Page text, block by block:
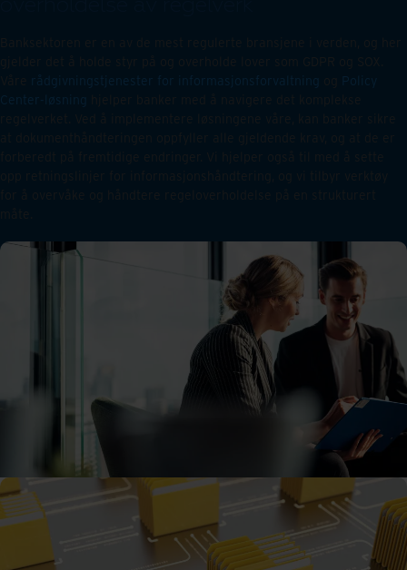
rådgivningstjenester for informasjonsforvaltning
Policy
Center-løsning